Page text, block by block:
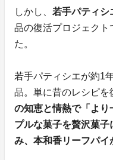
しかし、 若手パティシ
品の復活プロジェクト
た。
若手パティシエが約1
品。単に昔のレシピを
の知恵と情熱で「よ
プルな菓子を贅沢菓
み、本和香リーフパイ